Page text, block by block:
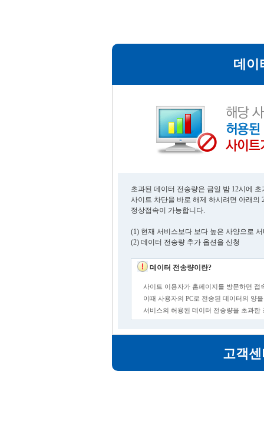
데이
초과된 데이터 전송량은 금일 밤 12시에
사이트 차단을 바로 해제 하시려면 아래의
정상접속이 가능합니다.
(1) 현재 서비스보다 보다 높은 사양으로
(2) 데이터 전송량 추가 옵션을 신청
데이터 전송량이란?
사이트 이용자가 홈페이지를 방문하면 접
이때 사용자의 PC로 전송된 데이터의 양
서비스의 허용된 데이터 전송량을 초과
고객